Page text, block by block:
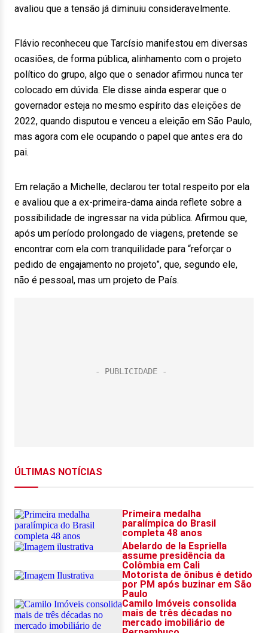
avaliou que a tensão já diminuiu consideravelmente.
Flávio reconheceu que Tarcísio manifestou em diversas
ocasiões, de forma pública, alinhamento com o projeto
político do grupo, algo que o senador afirmou nunca ter
colocado em dúvida. Ele disse ainda esperar que o
governador esteja no mesmo espírito das eleições de
2022, quando disputou e venceu a eleição em São Paulo,
mas agora com ele ocupando o papel que antes era do
pai.
Em relação a Michelle, declarou ter total respeito por ela
e avaliou que a ex-primeira-dama ainda reflete sobre a
possibilidade de ingressar na vida pública. Afirmou que,
após um período prolongado de viagens, pretende se
encontrar com ela com tranquilidade para “reforçar o
pedido de engajamento no projeto”, que, segundo ele,
não é pessoal, mas um projeto de País.